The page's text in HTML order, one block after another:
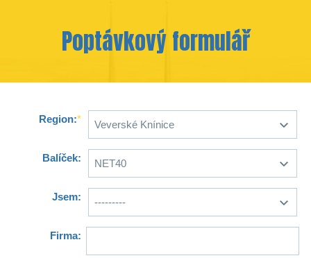
Televize
Poptávkový formulář
Region:*
Balíček:
Jsem:
Firma: